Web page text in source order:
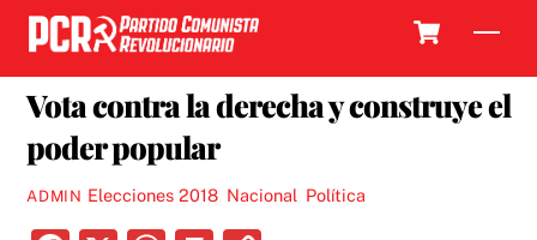
Skip
content
Vota contra la derecha y construye el
poder popular
ADMIN Elecciones 2018, Nacional Política